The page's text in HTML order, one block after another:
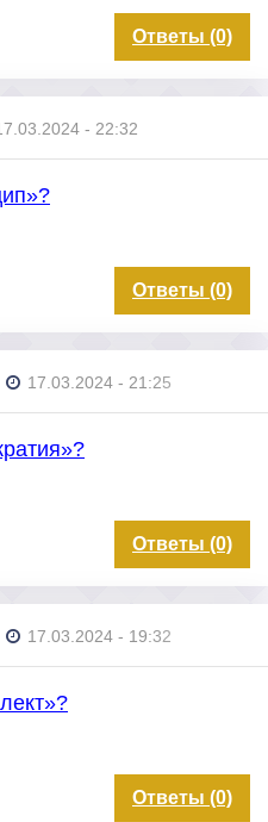
Ответы (0)
- 22:32
Ответы (0)
17.03.2024 - 21:25
Ответы (0)
17.03.2024 - 19:32
Ответы (0)